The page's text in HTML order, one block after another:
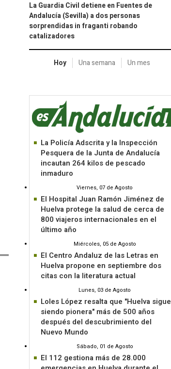
La Guardia Civil detiene en Fuentes de
Andalucía (Sevilla) a dos personas
sorprendidas in fraganti robando
catalizadores
Hoy Una semana Un mes
La Policía Adscrita y la Inspección
Pesquera de la Junta de Andalucía
incautan 264 kilos de pescado
inmaduro
Viernes, 07 de Agosto
El Hospital Juan Ramón Jiménez de
Huelva protege la salud de cerca de
800 viajeros internacionales en el
último año
Miércoles, 05 de Agosto
El Centro Andaluz de las Letras en
Huelva propone en septiembre dos
citas con la literatura actual
Lunes, 03 de Agosto
Loles López resalta que "Huelva sigue
siendo pionera" más de 500 años
después del descubrimiento del
Nuevo Mundo
Sábado, 01 de Agosto
El 112 gestiona más de 28.000